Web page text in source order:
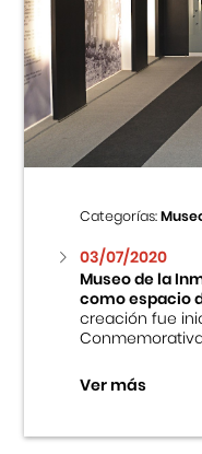
Categorías:
03/07/2020
Museo de la
como espacio
creación fue
Conmemorativa
Ver más